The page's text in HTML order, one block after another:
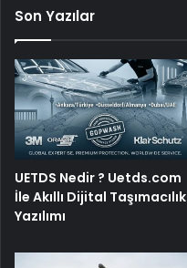
Son Yazılar
UETDS Nedir ? Uetds.com
İle Akıllı Dijital Taşımacılık
Yazılımı